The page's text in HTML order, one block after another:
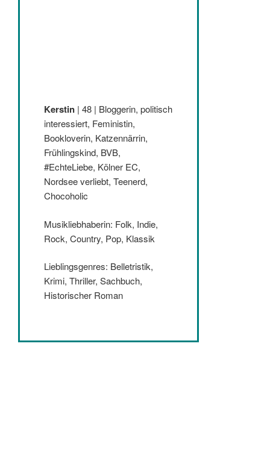
Kerstin | 48 | Bloggerin, politisch
interessiert, Feministin,
Bookloverin, Katzennärrin,
Frühlingskind, BVB,
#EchteLiebe, Kölner EC,
Nordsee verliebt, Teenerd,
Chocoholic
Musikliebhaberin: Folk, Indie,
Rock, Country, Pop, Klassik
Lieblingsgenres: Belletristik,
Krimi, Thriller, Sachbuch,
Historischer Roman